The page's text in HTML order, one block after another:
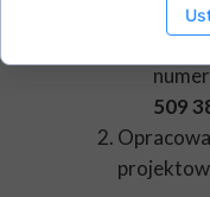
W
509